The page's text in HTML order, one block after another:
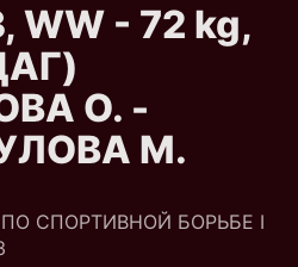
WW - 72 kg,
О. -
М.
СПОРТИВНОЙ БОРЬБЕ I